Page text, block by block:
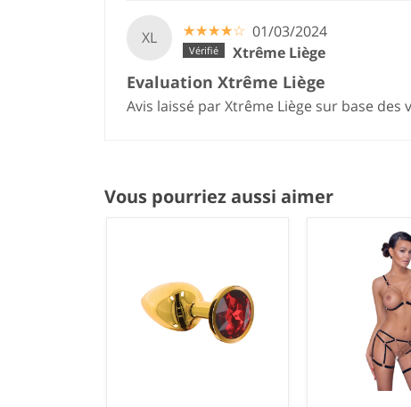
XL ☆☆☆☆☆
★★★★★ 01/03/2024
Xtrême Liège
Evaluation Xtrême Liège
Avis laissé par Xtrême Liège sur base des
Vous pourriez aussi aimer